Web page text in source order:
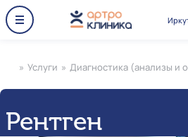
» Услуги » Диагностика (анализы и
Рентген